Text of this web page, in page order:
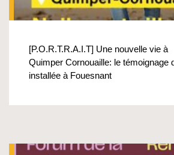
[P.O.R.T.R.A.I.T] Une nouvelle vie à
Quimper Cornouaille: le témoignage
installée à Fouesnant